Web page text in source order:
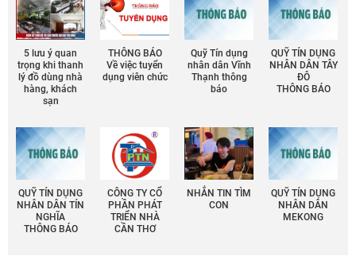
5 lưu ý quan
trọng khi thanh
lý đồ dùng nhà
hàng, khách
sạn
THÔNG BÁO
Về việc tuyển
dụng viên chức
Quỹ Tín dụng
nhân dân Vĩnh
Thạnh thông
báo
QUỸ TÍN DỤNG
NHÂN DÂN TÂY
ĐÔ
THÔNG BÁO
QUỸ TÍN DỤNG
NHÂN DÂN TÍN
NGHĨA
THÔNG BÁO
CÔNG TY CỔ
PHẦN PHÁT
TRIỂN NHÀ
CẦN THƠ
NHẮN TIN TÌM
CON
QUỸ TÍN DỤNG
NHÂN DÂN
MEKONG